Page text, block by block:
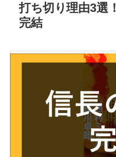
打ち切り理由3選
完結